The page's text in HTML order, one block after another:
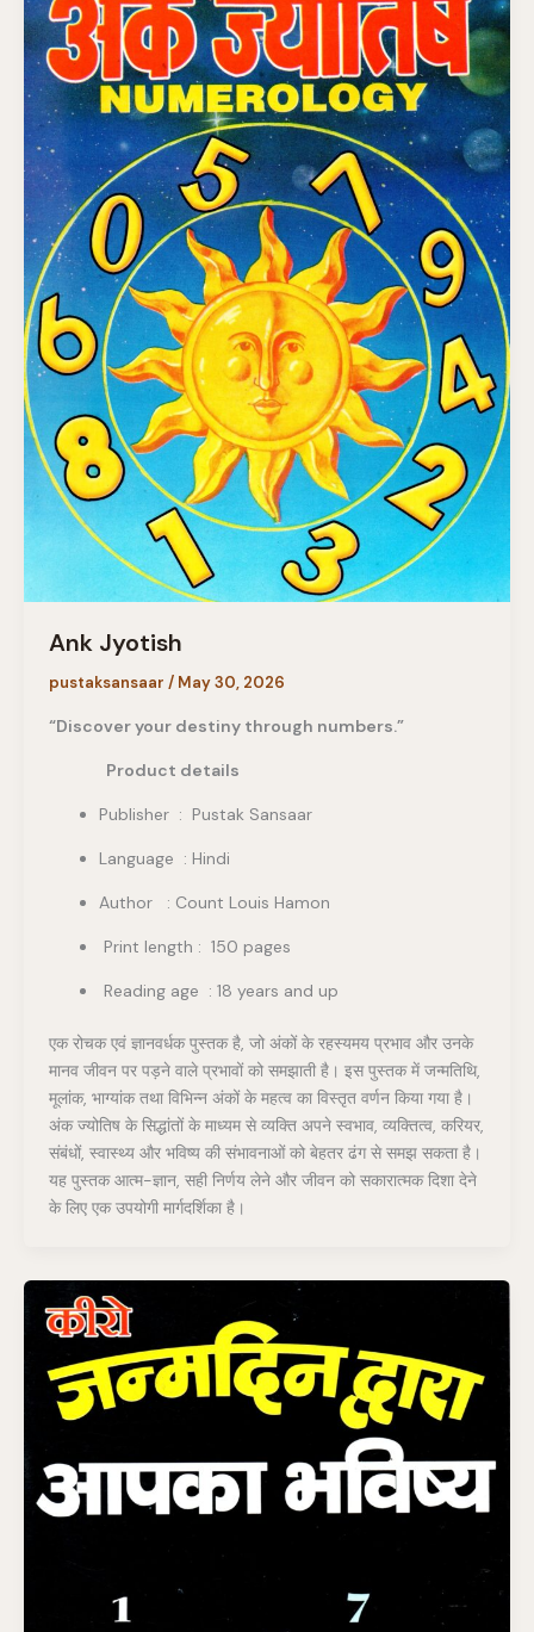
Ank Jyotish
pustaksansaar / May 30, 2026
“Discover your destiny through numbers.”
Product details
Publisher ‏ : ‎ Pustak Sansaar
Language : Hindi
Author : Count Louis Hamon
Print length : 150 pages
Reading age : 18 years and up
एक रोचक एवं ज्ञानवर्धक पुस्तक है, जो अंकों के रहस्यमय प्रभाव और उनके
मानव जीवन पर पड़ने वाले प्रभावों को समझाती है। इस पुस्तक में जन्मतिथि,
मूलांक, भाग्यांक तथा विभिन्न अंकों के महत्व का विस्तृत वर्णन किया गया है।
अंक ज्योतिष के सिद्धांतों के माध्यम से व्यक्ति अपने स्वभाव, व्यक्तित्व, करियर,
संबंधों, स्वास्थ्य और भविष्य की संभावनाओं को बेहतर ढंग से समझ सकता है।
यह पुस्तक आत्म-ज्ञान, सही निर्णय लेने और जीवन को सकारात्मक दिशा देने
के लिए एक उपयोगी मार्गदर्शिका है।